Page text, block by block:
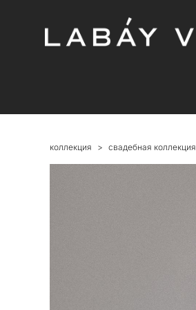
коллекция > свадебная коллекция